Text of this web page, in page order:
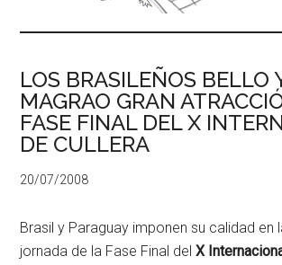
LOS BRASILEÑOS BELLO
MAGRAO GRAN
FASE FINAL DEL X
DE CULLERA
20/07/2008
Brasil y Paraguay imponen su calidad en
jornada de la Fase Final delX